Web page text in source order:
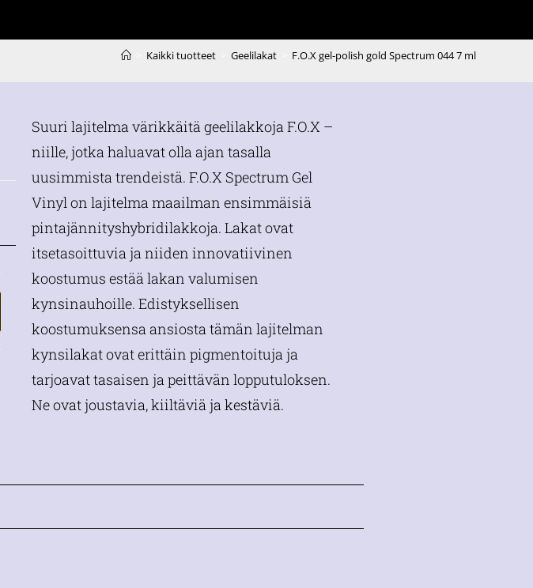
Kaikki tuotteet Geelilakat F.O.X gel-polish gold Spectrum 044 7 ml
Suuri lajitelma värikkäitä geelilakkoja F.O.X –
niille, jotka haluavat olla ajan tasalla
uusimmista trendeistä. F.O.X Spectrum Gel
Vinyl on lajitelma maailman ensimmäisiä
pintajännityshybridilakkoja. Lakat ovat
itsetasoittuvia ja niiden innovatiivinen
koostumus estää lakan valumisen
kynsinauhoille. Edistyksellisen
koostumuksensa ansiosta tämän lajitelman
kynsilakat ovat erittäin pigmentoituja ja
tarjoavat tasaisen ja peittävän lopputuloksen.
Ne ovat joustavia, kiiltäviä ja kestäviä.